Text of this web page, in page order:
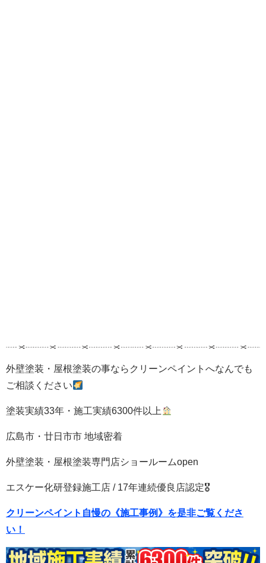
外壁塗装・屋根塗装の事ならクリーンペイントへなんでも
ご相談ください
塗装実績33年・施工実績6300件以上
広島市・廿日市市 地域密着
外壁塗装・屋根塗装専門店ショールームopen
エスケー化研登録施工店 / 17年連続優良店認定🎖
クリーンペイント自慢の《施工事例》を是非ご覧くださ
い！